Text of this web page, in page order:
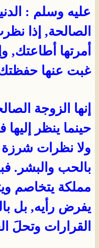
عليه وسلم :
الصالحة, إذا
أمرتها أطاعتك,
غبت عنها
إنها الزوجة
حينما ينظر
ولا نظرات
بالحب والبشر.
مملكة يتخاصم
يفرض رأيه, بل
القرارات وتحلَ